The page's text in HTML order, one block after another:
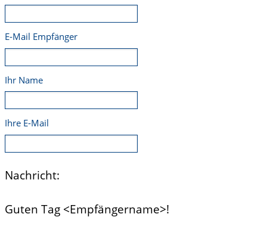
E-Mail Empfänger
Ihr Name
Ihre E-Mail
Nachricht:
Guten Tag <Empfängername>!